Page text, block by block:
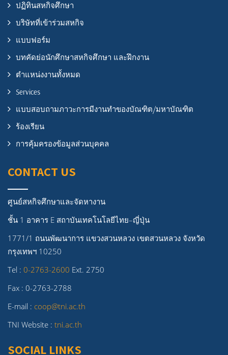
ปฏิทินสหกิจศึกษา
บริษัทที่เข้าร่วมสหกิจ
แบบฟอร์ม
บทคัดย่อนักศึกษาสหกิจศึกษา และฝึกงาน
ตำแหน่งงานทั้งหมด
Services
แบบสอบถามภาวะการมีงานทำของบัณฑิต/มหาบัณฑิต
ร้องเรียน
การคุ้มครองข้อมูลส่วนบุคคล
CONTACT US
ศูนย์สหกิจศึกษาและจัดหางาน
ชั้น 1 อาคาร E สถาบันเทคโนโลยีไทย–ญี่ปุ่น
1771/1 ถนนพัฒนาการ แขวงสวนหลวง เขตสวนหลวง จังหวัด
กรุงเทพฯ 10250
Tel : 0-2763-2600 Ext. 2750
Fax : 0-2763-2788
E-mail : coop@tni.ac.th
TNI Website : tni.ac.th
SOCIAL LINKS